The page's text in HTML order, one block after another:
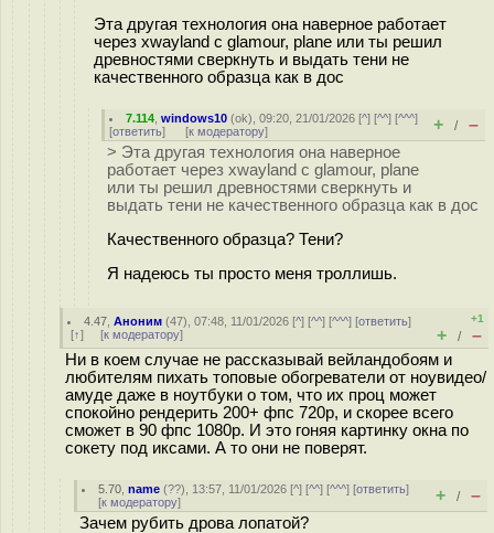
Эта другая технология она наверное работает
через xwayland с glamour, plane или ты решил
древностями сверкнуть и выдать тени не
качественного образца как в дос
7.114 ,windows10 (ok), 09:20, 21/01/2026 [^] [^^] [^^^]
[ответить] [к модератору] + / –
> Эта другая технология она наверное
работает через xwayland с glamour, plane
или ты решил древностями сверкнуть и
выдать тени не качественного образца как в дос
Качественного образца? Тени?
Я надеюсь ты просто меня троллишь.
4.47 ,Аноним (47), 07:48, 11/01/2026 [^] [^^] [^^^] [ответить]
[↑] [к модератору]
+1
+ / –
Ни в коем случае не рассказывай вейландобоям и
любителям пихать топовые обогреватели от ноувидео/
амуде даже в ноутбуки о том, что их проц может
спокойно рендерить 200+ фпс 720p, и скорее всего
сможет в 90 фпс 1080p. И это гоняя картинку окна по
сокету под иксами. А то они не поверят.
5.70 ,name (??), 13:57, 11/01/2026 [^] [^^] [^^^] [ответить]
[к модератору] + / –
Зачем рубить дрова лопатой?